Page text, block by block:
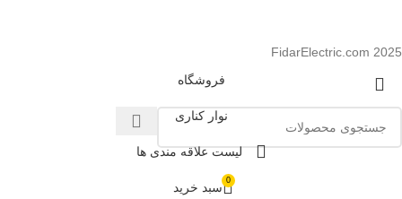
FidarElectric.com 2025
فروشگاه
نوار کناری
لیست علاقه مندی ها
0 سبد خرید